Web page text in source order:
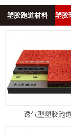
塑胶跑道材料 塑胶
透气型塑胶跑